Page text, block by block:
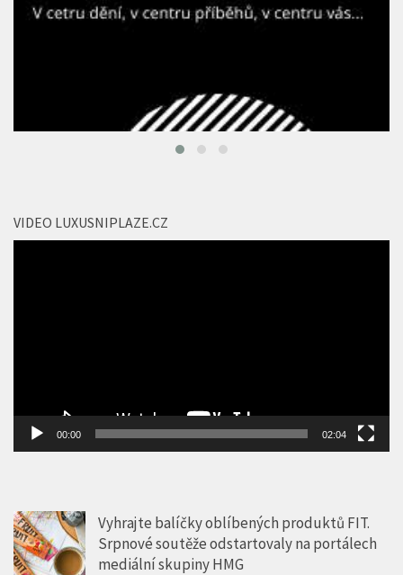
VIDEO LUXUSNIPLAZE.CZ
00:00 02:04
Vyhrajte balíčky oblíbených produktů FIT.
Srpnové soutěže odstartovaly na portálech
mediální skupiny HMG